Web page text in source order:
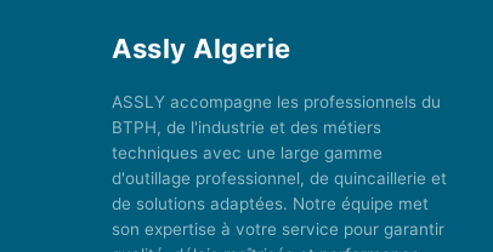
Assly Algerie
ASSLY accompagne les professionnels du
BTPH, de l'industrie et des métiers
techniques avec une large gamme
d'outillage professionnel, de quincaillerie et
de solutions adaptées. Notre équipe met
son expertise à votre service pour garantir